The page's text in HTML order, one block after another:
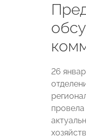
26